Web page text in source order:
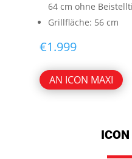
64 cm ohne
Grillfläche: 56 cm
€1.999
AN ICON MAXI